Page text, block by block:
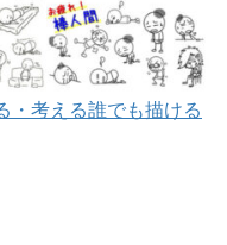
・考える誰でも描ける